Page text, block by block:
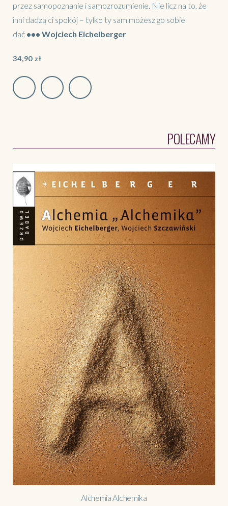
przez samopoznanie i samozrozumienie. Nie licz na to, że
inni dadzą ci spokój – tylko ty sam możesz go sobie
dać ••• Wojciech Eichelberger
34,90 zł
POLECAMY
Alchemia Alchemika